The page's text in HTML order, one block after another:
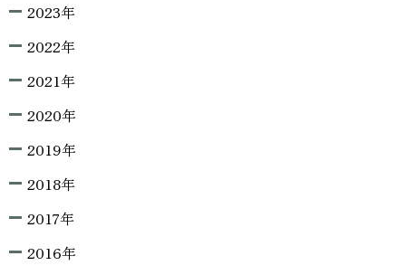
2023年
2022年
2021年
2020年
2019年
2018年
2017年
2016年